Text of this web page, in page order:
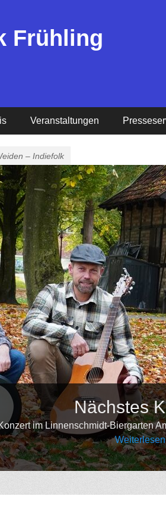
Frühling
Veranstaltungen
– Indiefolk
•••••••
Nächstes
im Linnenschmidt-Biergarten Am 06.
Weiterlesen ...